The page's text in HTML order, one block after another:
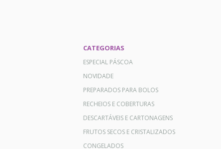
CATEGORIAS
ESPECIAL PÁSCOA
NOVIDADE
PREPARADOS PARA BOLOS
RECHEIOS E COBERTURAS
DESCARTÁVEIS E CARTONAGENS
FRUTOS SECOS E CRISTALIZADOS
CONGELADOS